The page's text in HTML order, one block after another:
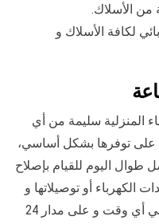
من الأسلاك.
لكافة الأسلاك و
المنزلية سليمة من أي
على توفرها بشكل أساسي،
اليوم للقيام بإصلاح
أو توصيلاتها و
في أي ساعة كانت، بإمكانكم طلبنا في أي وقت و على مدار 24